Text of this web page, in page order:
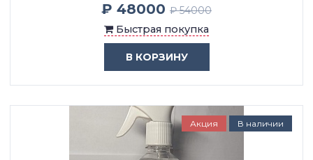
₽ 48000 ₽ 54000
Быстрая покупка
В КОРЗИНУ
Акция В наличии